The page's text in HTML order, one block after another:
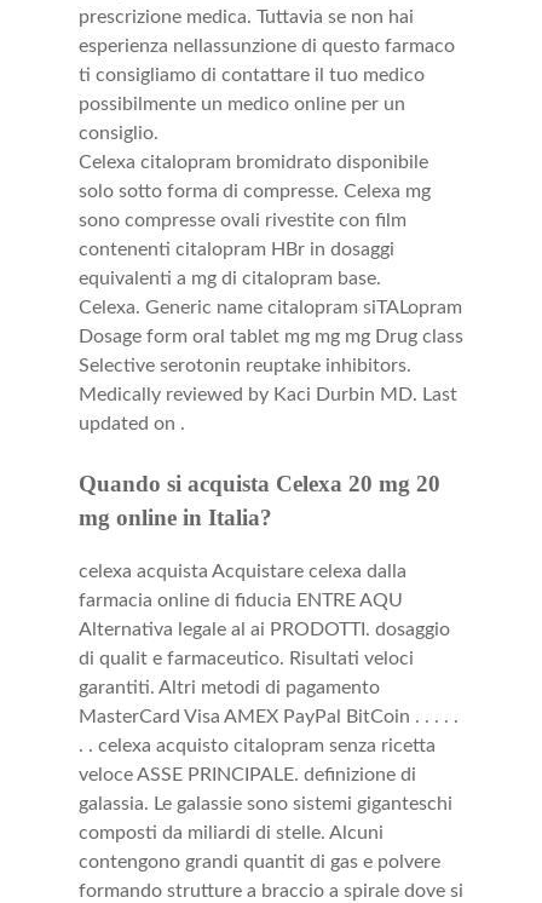
prescrizione medica. Tuttavia se non hai
esperienza nellassunzione di questo farmaco
ti consigliamo di contattare il tuo medico
possibilmente un medico online per un
consiglio.
Celexa citalopram bromidrato disponibile
solo sotto forma di compresse. Celexa mg
sono compresse ovali rivestite con film
contenenti citalopram HBr in dosaggi
equivalenti a mg di citalopram base.
Celexa. Generic name citalopram siTALopram
Dosage form oral tablet mg mg mg Drug class
Selective serotonin reuptake inhibitors.
Medically reviewed by Kaci Durbin MD. Last
updated on .
Quando si acquista Celexa 20 mg 20
mg online in Italia?
celexa acquista Acquistare celexa dalla
farmacia online di fiducia ENTRE AQU
Alternativa legale al ai PRODOTTI. dosaggio
di qualit e farmaceutico. Risultati veloci
garantiti. Altri metodi di pagamento
MasterCard Visa AMEX PayPal BitCoin . . . . .
. . celexa acquisto citalopram senza ricetta
veloce ASSE PRINCIPALE. definizione di
galassia. Le galassie sono sistemi giganteschi
composti da miliardi di stelle. Alcuni
contengono grandi quantit di gas e polvere
formando strutture a braccio a spirale dove si